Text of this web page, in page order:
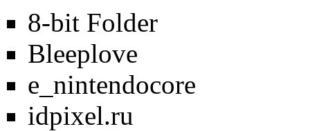
8-bit Folder
Bleeplove
e_nintendocore
idpixel.ru